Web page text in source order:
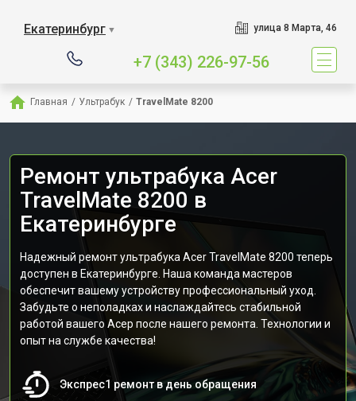
Екатеринбург ▼ улица 8 Марта, 46
+7 (343) 226-97-56
Главная / Ультрабук / TravelMate 8200
Ремонт ультрабука Acer
TravelMate 8200 в
Екатеринбурге
Надежный ремонт ультрабука Acer TravelMate 8200 теперь
доступен в Екатеринбурге. Наша команда мастеров
обеспечит вашему устройству профессиональный уход.
Забудьте о неполадках и наслаждайтесь стабильной
работой вашего Асер после нашего ремонта. Технологии и
опыт на службе качества!
Экспрес1 ремонт в день обращения